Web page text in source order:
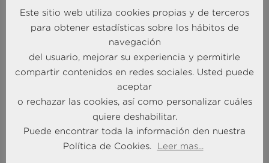
casos
tes
inversion
hacerlo
(autoser
vicio) y más complicado que eso, un cambio de
Este sitio web utiliza cookies propias y de terceros
para obtener estadísticas sobre los hábitos de
navegación
del usuario, mejorar su experiencia y permitirle
compartir contenidos en redes sociales. Usted puede
aceptar
o rechazar las cookies, así como personalizar cuáles
quiere deshabilitar.
Puede encontrar toda la información den nuestra
Política de Cookies.
Leer mas...